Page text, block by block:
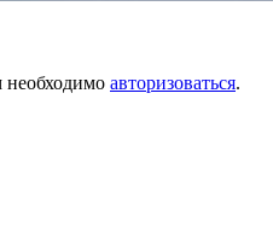
необходимо авторизоваться.